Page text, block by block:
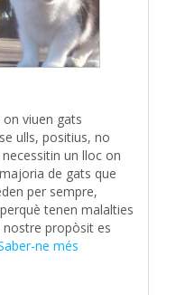
viuen gats
ulls, positius, no
un lloc on
de gats que
per sempre,
tenen malalties
nostre propòsit es
ne més